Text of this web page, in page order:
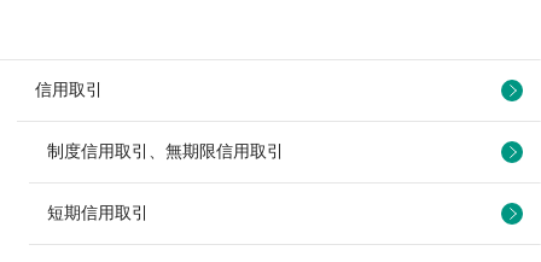
信用取引
制度信用取引、無期限信用取引
短期信用取引